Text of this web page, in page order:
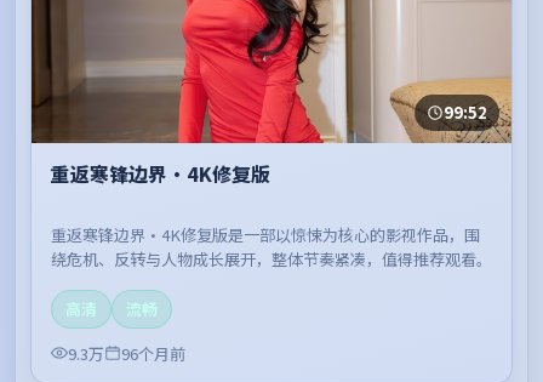
99:52
重返寒锋边界·4K修复版
重返寒锋边界·4K修复版是一部以惊悚为核心的影视作品，围
绕危机、反转与人物成长展开，整体节奏紧凑，值得推荐观看。
高清
流畅
9.3万
96个月前